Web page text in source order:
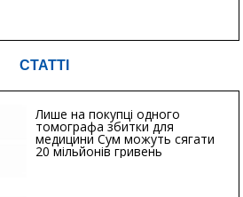
СТАТТІ
Лише на покупці одного
томографа збитки для
медицини Сум можуть сягати
20 мільйонів гривень